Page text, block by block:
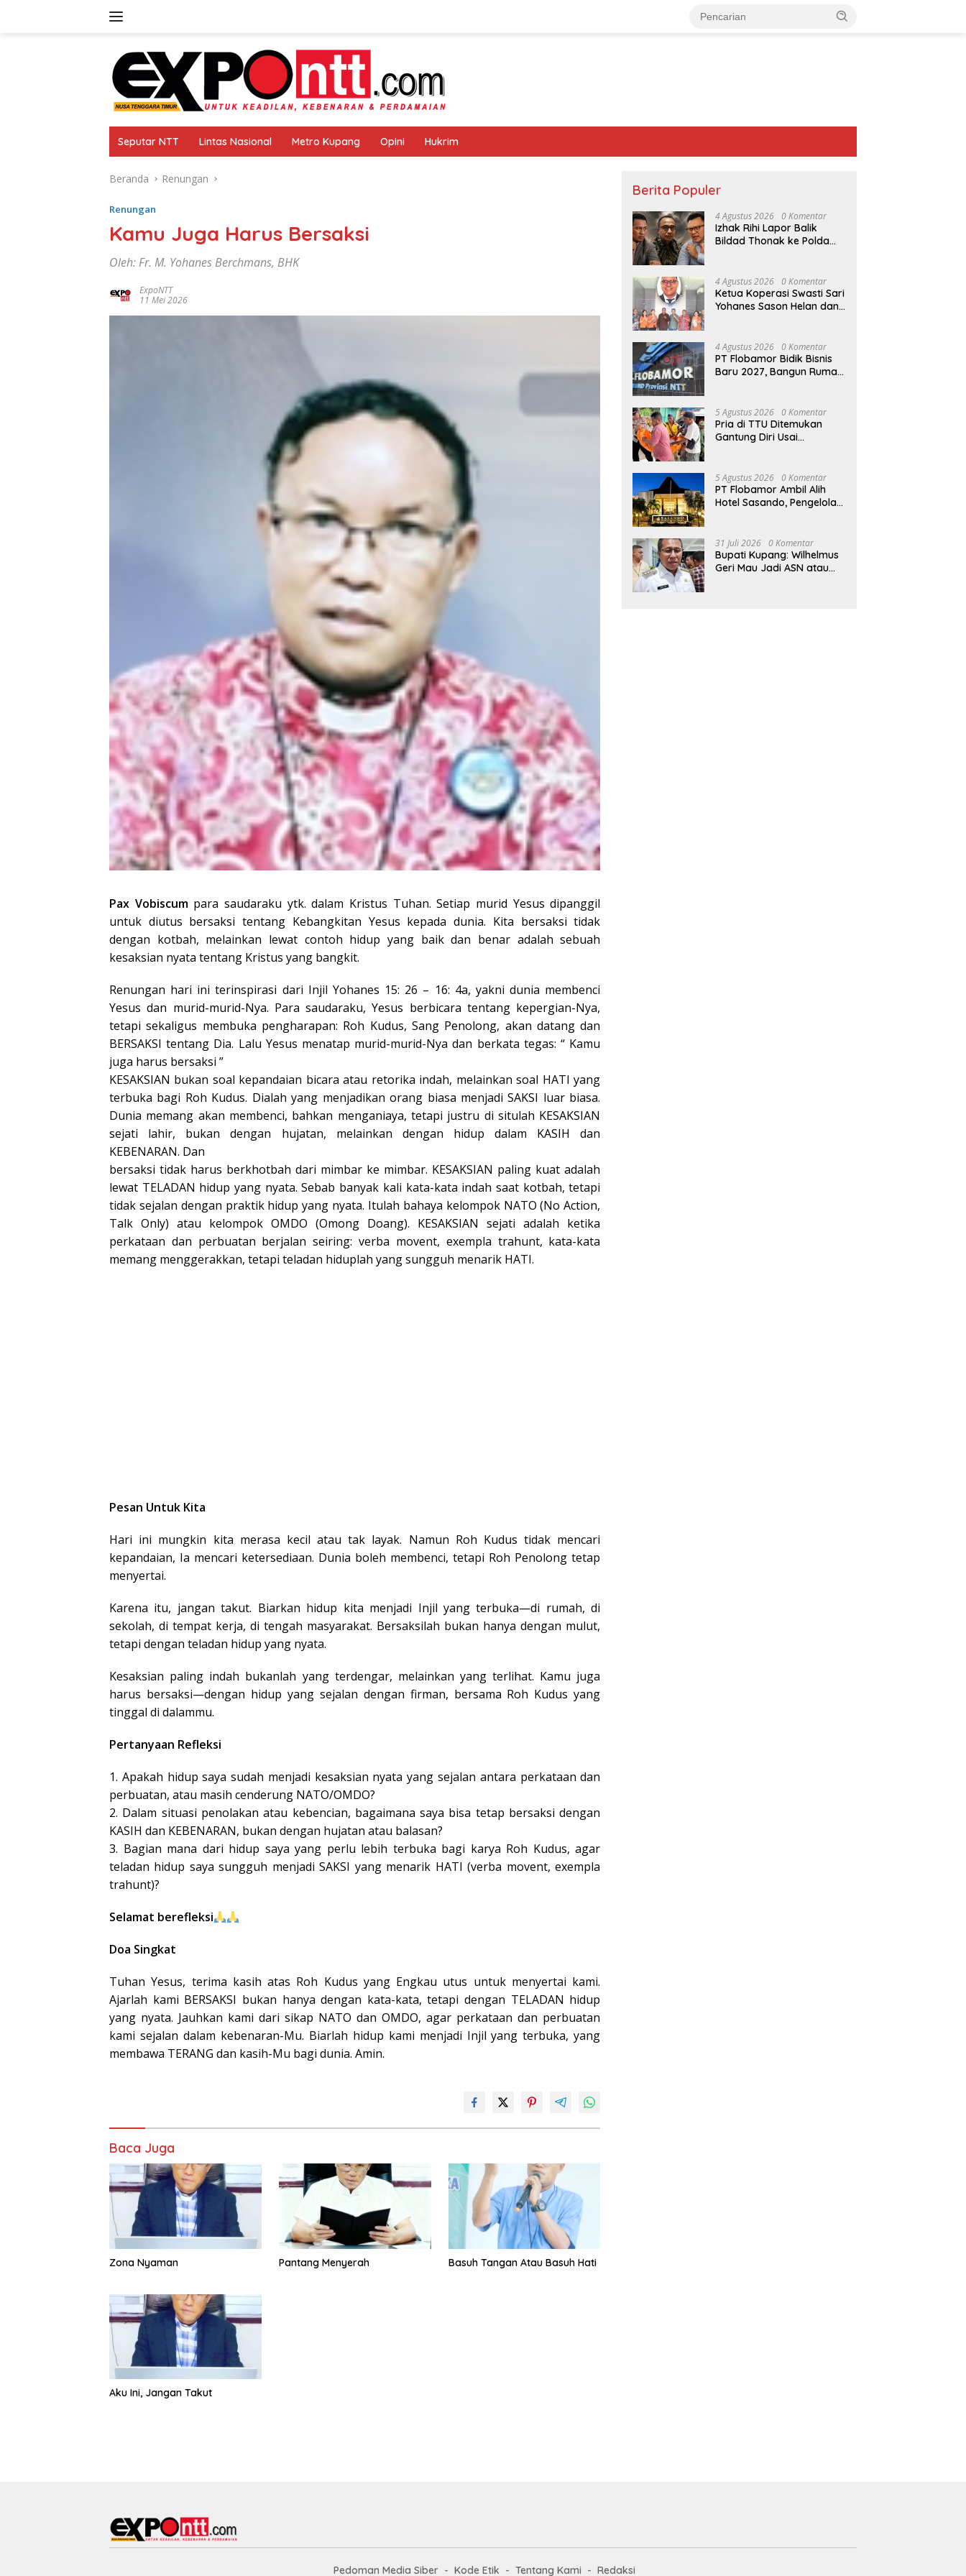
Seputar NTT Lintas Nasional Metro Kupang Opini Hukrim
Beranda Renungan
Renungan
Kamu Juga Harus Bersaksi
Oleh: Fr. M. Yohanes Berchmans, BHK
ExpoNTT
11 Mei 2026
Pax Vobiscumpara saudaraku ytk. dalam Kristus Tuhan. Setiap murid Yesus dipanggil
untuk diutus bersaksi tentang Kebangkitan Yesus kepada dunia. Kita bersaksi tidak
dengan kotbah, melainkan lewat contoh hidup yang baik dan benar adalah sebuah
kesaksian nyata tentang Kristus yang bangkit.
Renungan hari ini terinspirasi dari Injil Yohanes 15: 26 – 16: 4a, yakni dunia membenci
Yesus dan murid-murid-Nya. Para saudaraku, Yesus berbicara tentang kepergian-Nya,
tetapi sekaligus membuka pengharapan: Roh Kudus, Sang Penolong, akan datang dan
BERSAKSI tentang Dia. Lalu Yesus menatap murid-murid-Nya dan berkata tegas: “ Kamu
juga harus bersaksi ”
KESAKSIAN bukan soal kepandaian bicara atau retorika indah, melainkan soal HATI yang
terbuka bagi Roh Kudus. Dialah yang menjadikan orang biasa menjadi SAKSI luar biasa.
Dunia memang akan membenci, bahkan menganiaya, tetapi justru di situlah KESAKSIAN
sejati lahir, bukan dengan hujatan, melainkan dengan hidup dalam KASIH dan
KEBENARAN. Dan
bersaksi tidak harus berkhotbah dari mimbar ke mimbar. KESAKSIAN paling kuat adalah
lewat TELADAN hidup yang nyata. Sebab banyak kali kata-kata indah saat kotbah, tetapi
tidak sejalan dengan praktik hidup yang nyata. Itulah bahaya kelompok NATO (No Action,
Talk Only) atau kelompok OMDO (Omong Doang). KESAKSIAN sejati adalah ketika
perkataan dan perbuatan berjalan seiring: verba movent, exempla trahunt, kata-kata
memang menggerakkan, tetapi teladan hiduplah yang sungguh menarik HATI.
Pesan Untuk Kita
Hari ini mungkin kita merasa kecil atau tak layak. Namun Roh Kudus tidak mencari
kepandaian, Ia mencari ketersediaan. Dunia boleh membenci, tetapi Roh Penolong tetap
menyertai.
Karena itu, jangan takut. Biarkan hidup kita menjadi Injil yang terbuka—di rumah, di
sekolah, di tempat kerja, di tengah masyarakat. Bersaksilah bukan hanya dengan mulut,
tetapi dengan teladan hidup yang nyata.
Kesaksian paling indah bukanlah yang terdengar, melainkan yang terlihat. Kamu juga
harus bersaksi—dengan hidup yang sejalan dengan firman, bersama Roh Kudus yang
tinggal di dalammu.
Pertanyaan Refleksi
1. Apakah hidup saya sudah menjadi kesaksian nyata yang sejalan antara perkataan dan
perbuatan, atau masih cenderung NATO/OMDO?
2. Dalam situasi penolakan atau kebencian, bagaimana saya bisa tetap bersaksi dengan
KASIH dan KEBENARAN, bukan dengan hujatan atau balasan?
3. Bagian mana dari hidup saya yang perlu lebih terbuka bagi karya Roh Kudus, agar
teladan hidup saya sungguh menjadi SAKSI yang menarik HATI (verba movent, exempla
trahunt)?
Selamat berefleksi
Doa Singkat
Tuhan Yesus, terima kasih atas Roh Kudus yang Engkau utus untuk menyertai kami.
Ajarlah kami BERSAKSI bukan hanya dengan kata-kata, tetapi dengan TELADAN hidup
yang nyata. Jauhkan kami dari sikap NATO dan OMDO, agar perkataan dan perbuatan
kami sejalan dalam kebenaran-Mu. Biarlah hidup kami menjadi Injil yang terbuka, yang
membawa TERANG dan kasih-Mu bagi dunia. Amin.
Baca Juga
Zona Nyaman Pantang Menyerah Basuh Tangan Atau Basuh Hati
Aku Ini, Jangan Takut
Berita Populer
4 Agustus 2026 0 Komentar
Izhak Rihi Lapor Balik
Bildad Thonak ke Polda
4 Agustus 2026 0 Komentar
Ketua Koperasi Swasti Sari
Yohanes Sason Helan dan
Koperasi Swasti Sari Dan
Semua Karyawan Yang
Menyambut Sukacita
4 Agustus 2026 0 Komentar
PT Flobamor Bidik Bisnis
Baru 2027, Bangun Rumah
5 Agustus 2026 0 Komentar
Pria di TTU Ditemukan
Gantung Diri Usai
5 Agustus 2026 0 Komentar
PT Flobamor Ambil Alih
Hotel Sasando, Pengelola
Pemprov NTT
31 Juli 2026 0 Komentar
Bupati Kupang: Wilhelmus
Geri Mau Jadi ASN atau
Pedoman Media Siber Kode Etik Tentang Kami Redaksi